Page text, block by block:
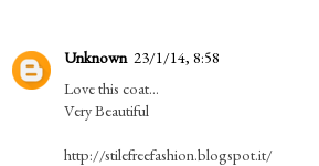
Unknown 23/1/14, 8:58
Love this coat...
Very Beautiful
http://stilefreefashion.blogspot.it/